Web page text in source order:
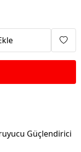
Güçlendirici